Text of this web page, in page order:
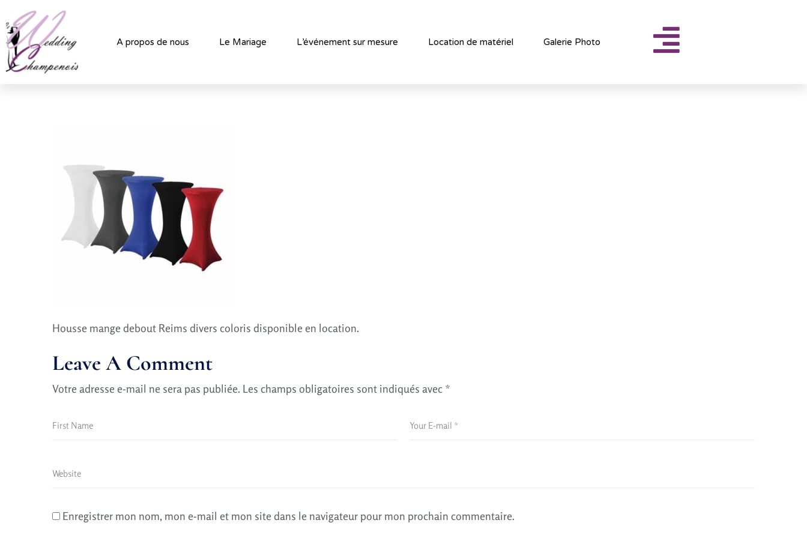
A propos de nous Le Mariage L’événement sur mesure Location de matériel Galerie Photo
Housse mange debout Reims divers coloris disponible en location.
Leave A Comment
Votre adresse e-mail ne sera pas publiée. Les champs obligatoires sont indiqués avec *
Enregistrer mon nom, mon e-mail et mon site dans le navigateur pour mon prochain commentaire.